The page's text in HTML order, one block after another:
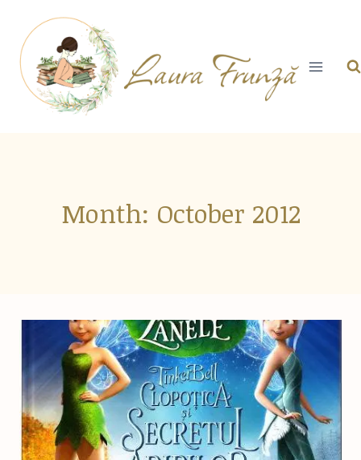
content
Month: October 2012